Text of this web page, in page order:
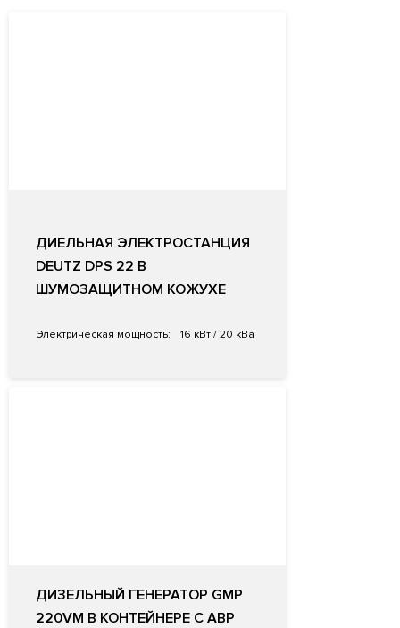
ДИЕЛЬНАЯ ЭЛЕКТРОСТАНЦИЯ
DEUTZ DPS 22 В
ШУМОЗАЩИТНОМ КОЖУХЕ
Электрическая мощность: 16 кВт / 20 кВа
ДИЗЕЛЬНЫЙ ГЕНЕРАТОР GMP
220VM В КОНТЕЙНЕРЕ С АВР